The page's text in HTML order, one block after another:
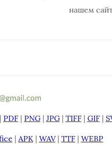
нашем
PDF| PNG| JPG| TIFF| GIF|
| APK| WAV| TTF| WEBP